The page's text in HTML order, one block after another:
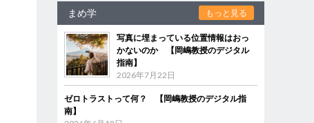
まめ学 もっと見る
写真に埋まっている位置情報はおっ
かないのか 【岡嶋教授のデジタル
指南】
2026年7月22日
ゼロトラストって何？ 【岡嶋教授のデジタル指
南】